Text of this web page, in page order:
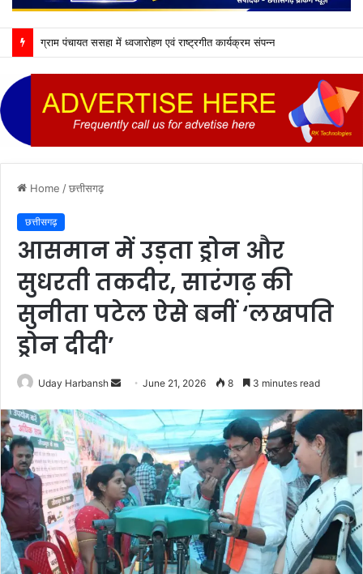
ग्राम पंचायत ससहा में ध्वजारोहण एवं राष्ट्रगीत कार्यक्रम संपन्न
Home /छत्तीसगढ़
छत्तीसगढ़
आसमान में उड़ता ड्रोन और
सुधरती तकदीर, सारंगढ़ की
सुनीता पटेल ऐसे बनीं ‘लखपति
ड्रोन दीदी’
Uday Harbansh
Send
email
June 21, 2026 8 3 minutes read